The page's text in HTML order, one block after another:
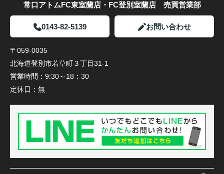
常口アトムFC東室蘭店・FC登別室蘭店 売買営業部
0143-82-5139 お問い合わせ
〒059-0035
北海道登別市若草町３丁目31-1
営業時間： 9:30～18：30
定休日： 無